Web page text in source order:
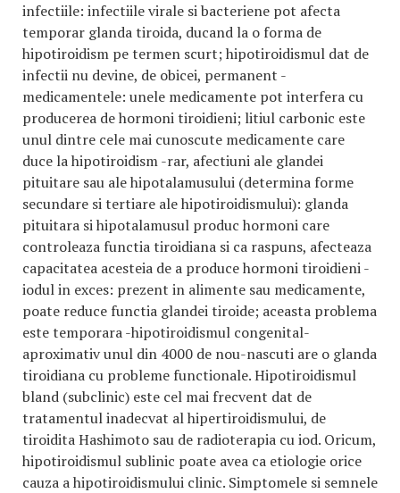
infectiile: infectiile virale si bacteriene pot afecta
temporar glanda tiroida, ducand la o forma de
hipotiroidism pe termen scurt; hipotiroidismul dat de
infectii nu devine, de obicei, permanent -
medicamentele: unele medicamente pot interfera cu
producerea de hormoni tiroidieni; litiul carbonic este
unul dintre cele mai cunoscute medicamente care
duce la hipotiroidism -rar, afectiuni ale glandei
pituitare sau ale hipotalamusului (determina forme
secundare si tertiare ale hipotiroidismului): glanda
pituitara si hipotalamusul produc hormoni care
controleaza functia tiroidiana si ca raspuns, afecteaza
capacitatea acesteia de a produce hormoni tiroidieni -
iodul in exces: prezent in alimente sau medicamente,
poate reduce functia glandei tiroide; aceasta problema
este temporara -hipotiroidismul congenital-
aproximativ unul din 4000 de nou-nascuti are o glanda
tiroidiana cu probleme functionale. Hipotiroidismul
bland (subclinic) este cel mai frecvent dat de
tratamentul inadecvat al hipertiroidismului, de
tiroidita Hashimoto sau de radioterapia cu iod. Oricum,
hipotiroidismul sublinic poate avea ca etiologie orice
cauza a hipotiroidismului clinic. Simptomele si semnele